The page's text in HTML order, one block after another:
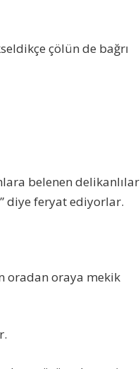
çölün de bağrı
belenen delikanlılar
diye feryat ediyorlar.
oradan oraya mekik